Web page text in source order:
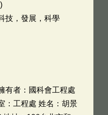
技，發展，科學
有者：國科會工程處
：工程處 姓名：胡景